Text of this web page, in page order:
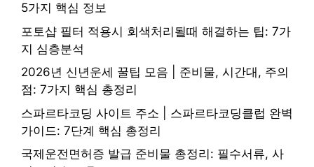
5가지 핵심 정보
포토샵 필터 적용시 회색처리될때 해결하는 팁: 7가
지 심층분석
2026년 신년운세 꿀팁 모음 | 준비물, 시간대, 주의
점: 7가지 핵심 총정리
스파르타코딩 사이트 주소 | 스파르타코딩클럽 완벽
가이드: 7단계 핵심 총정리
국제운전면허증 발급 준비물 총정리: 필수서류, 사